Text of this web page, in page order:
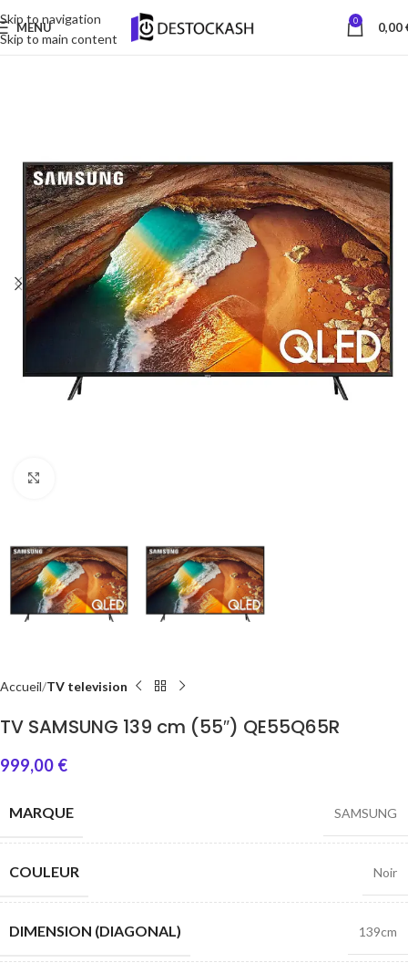
Skip to navigation
Skip to main content
MENU 0 0,00
Accueil TV television
TV SAMSUNG 139 cm (55″) QE55Q65R
999,00 €
MARQUE SAMSUNG
COULEUR Noir
DIMENSION (DIAGONAL) 139cm